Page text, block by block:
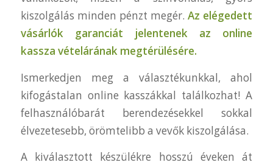
kiszolgálás minden pénzt megér.Az elégedett
vásárlók garanciát jelentenek az online
kassza vételárának megtérülésére.
Ismerkedjen meg a választékunkkal, ahol
kifogástalan online kasszákkal találkozhat! A
felhasználóbarát berendezésekkel sokkal
élvezetesebb, örömtelibb a vevők kiszolgálása.
A kiválasztott készülékre hosszú éveken át